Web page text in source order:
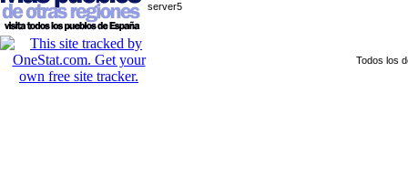
server5
Todos los